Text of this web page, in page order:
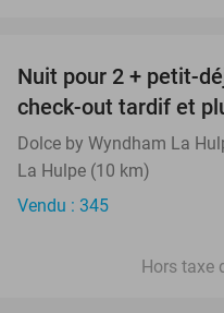
Nuit pour 2 + petit-
check-out tardif et
Dolce by Wyndham La
La Hulpe (10 km)
Vendu : 345
Hors taxe